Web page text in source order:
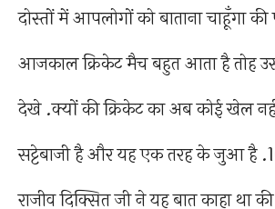
दोस्तों में आपलोगों को बाताना चाहूँगा
आजकाल क्रिकेट मैच बहुत आता है तोह
देखे .क्यों की क्रिकेट का अब कोई खेल
सट्टेबाजी है और यह एक तरह के जुआ है
राजीव दिक्सित जी ने यह बात काहा था